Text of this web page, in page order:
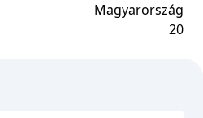
Magyarország
20